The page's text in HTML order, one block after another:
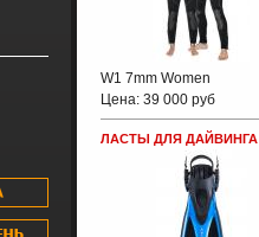
W1 7mm Women
Цена: 39 000 руб
ЛАСТЫ ДЛЯ ДАЙВИНГА